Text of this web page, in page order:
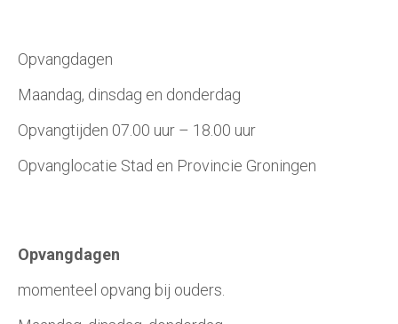
Opvangdagen
Maandag, dinsdag en donderdag
Opvangtijden 07.00 uur – 18.00 uur
Opvanglocatie Stad en Provincie Groningen
Opvangdagen
momenteel opvang bij ouders.